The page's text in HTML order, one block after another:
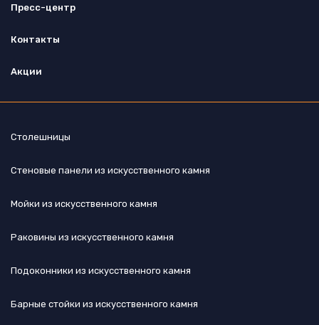
Пресс-центр
Контакты
Акции
Столешницы
Стеновые панели из искусственного камня
Мойки из искусственного камня
Раковины из искусственного камня
Подоконники из искусственного камня
Барные стойки из искусственного камня